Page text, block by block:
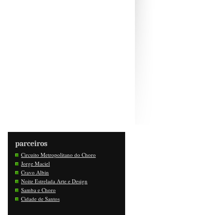
parceiros
Circuito Metropolitano do Choro
Jorge Maciel
Cravo Albin
Noite Estrelada Arte e Design
Samba e Choro
Cidade de Santos